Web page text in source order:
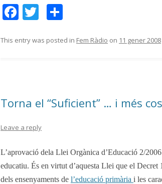
F
e
k
T
itt m
ix
This entry was posted in Fem Ràdio on 11 gener 2008
Torna el “Suficient” … i més
Leave a reply
L’aprovació dela Llei Orgànica d’Educació 2/
educatiu. És en virtut d’aquesta Llei que el
dels ensenyaments de l’educació primària i les